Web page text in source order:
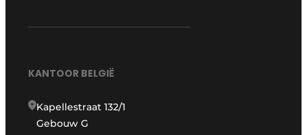
KANTOOR BELGIË
Kapellestraat 132/1
Gebouw G